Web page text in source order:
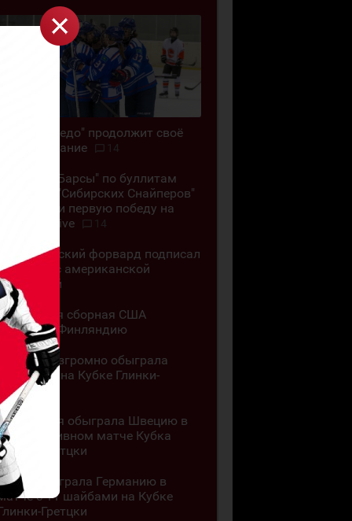
ЖХК "Торпедо" продолжит своё
существование
14
"Снежные Барсы" по буллитам
обыграли "Сибирских Снайперов"
и одержали первую победу на
Кубке G-Drive
14
Казахстанский форвард подписал
с американской
сборная США
Финляндию
Канада разгромно обыграла
Словакию на Кубке Глинки-
Гретцки
Швейцария обыграла Швецию в
матче Кубка
Гретцки
обыграла Германию в
с 11 шайбами на Кубке
Гретцки